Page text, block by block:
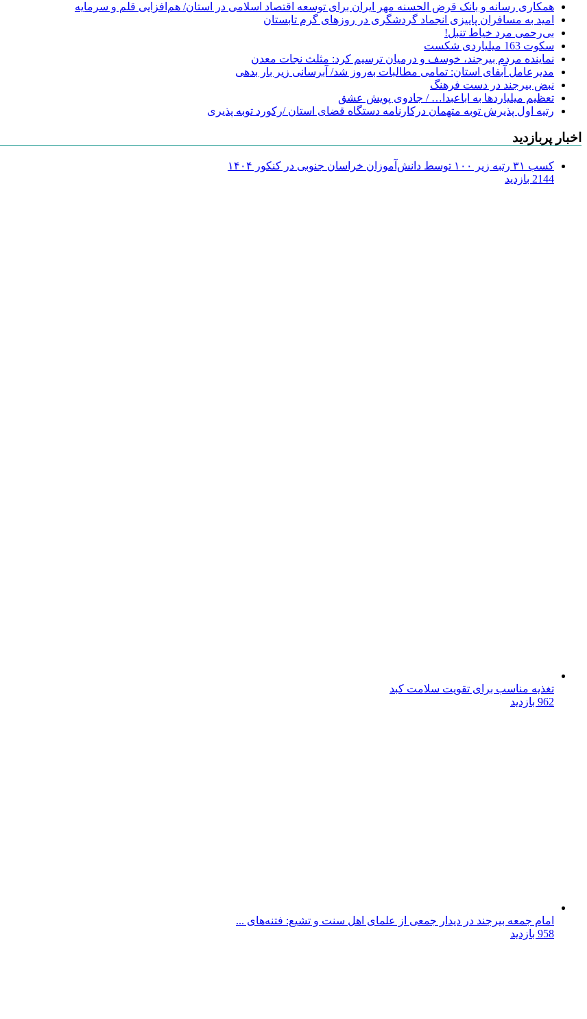
همکاری رسانه و بانک قرض الحسنه مهر ایران برای توسعه اقتصاد اسلامی در استان/ هم‌افزایی قلم و سرمایه
امید به مسافران پاییزی انجماد گردشگری در روزهای گرم تابستان
‌بی‌رحمی مرد خیاط تنبل!
سکوت 163 میلیاردی شکست
نماینده مردم بیرجند، خوسف و درمیان ترسیم کرد: مثلث نجات معدن
مدیرعامل آبفای استان: تمامی مطالبات به‌روز شد/ آبرسانی زیر بار بدهی
نبض بیرجند در دست فرهنگ
تعظیم میلیاردها به اباعبدا… / جادوی پویش عشق
رتیه اول پذیرش توبه متهمان درکارنامه دستگاه قضای استان /رکورد توبه پذیری
اخبار پربازدید
کسب ۳۱ رتبه زیر ۱۰۰ توسط دانش‌آموزان خراسان جنوبی در کنکور ۱۴۰۴
2144 بازدید
تغذیه مناسب برای تقویت سلامت کبد
962 بازدید
امام جمعه بیرجند در دیدار جمعی از علمای اهل سنت و تشیع: فتنه‌های ...
958 بازدید